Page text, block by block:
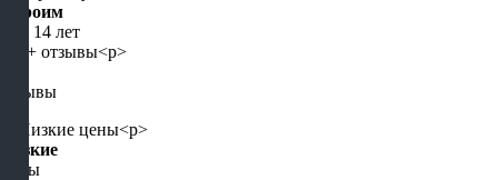
Строим
уже 14 лет
отзывы
Низкие
цены